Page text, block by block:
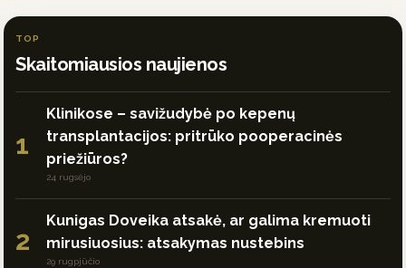
TOP
Skaitomiausios naujienos
1
Klinikose – savižudybė po kepenų
transplantacijos: pritrūko pooperacinės
priežiūros?
24 rugsėjo
2
Kunigas Doveika atsakė, ar galima kremuoti
mirusiuosius: atsakymas nustebins
29 rugpjūčio